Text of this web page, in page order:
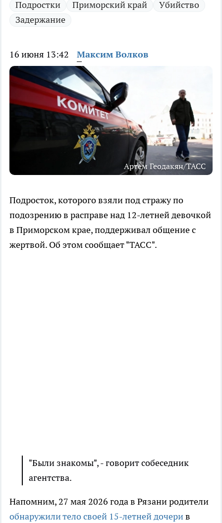
Подростки Приморский край
Убийство
Задержание
16 июня 13:42 Максим Волков
Артем Геодакян/ТАСС
Подросток, которого взяли под стражу по
подозрению в расправе над 12-летней девочкой
в Приморском крае, поддерживал общение с
жертвой. Об этом сообщает "ТАСС".
"Были знакомы", - говорит собеседник
агентства.
Напомним, 27 мая 2026 года в Рязани родители
обнаружили тело своей 15-летней дочерив